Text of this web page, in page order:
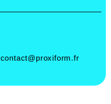
contact@proxiform.fr